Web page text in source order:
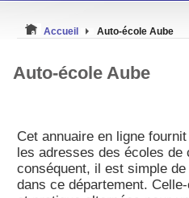
Accueil Auto-école Aube
Auto-école Aube
Cet annuaire en ligne
les adresses des écoles de
conséquent, il est simple
dans ce département.